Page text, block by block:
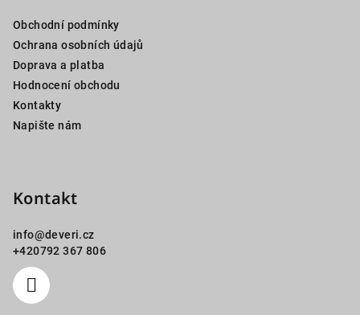
Obchodní podmínky
Ochrana osobních údajů
Doprava a platba
Hodnocení obchodu
Kontakty
Napište nám
Kontakt
info@deveri.cz
+420792 367 806